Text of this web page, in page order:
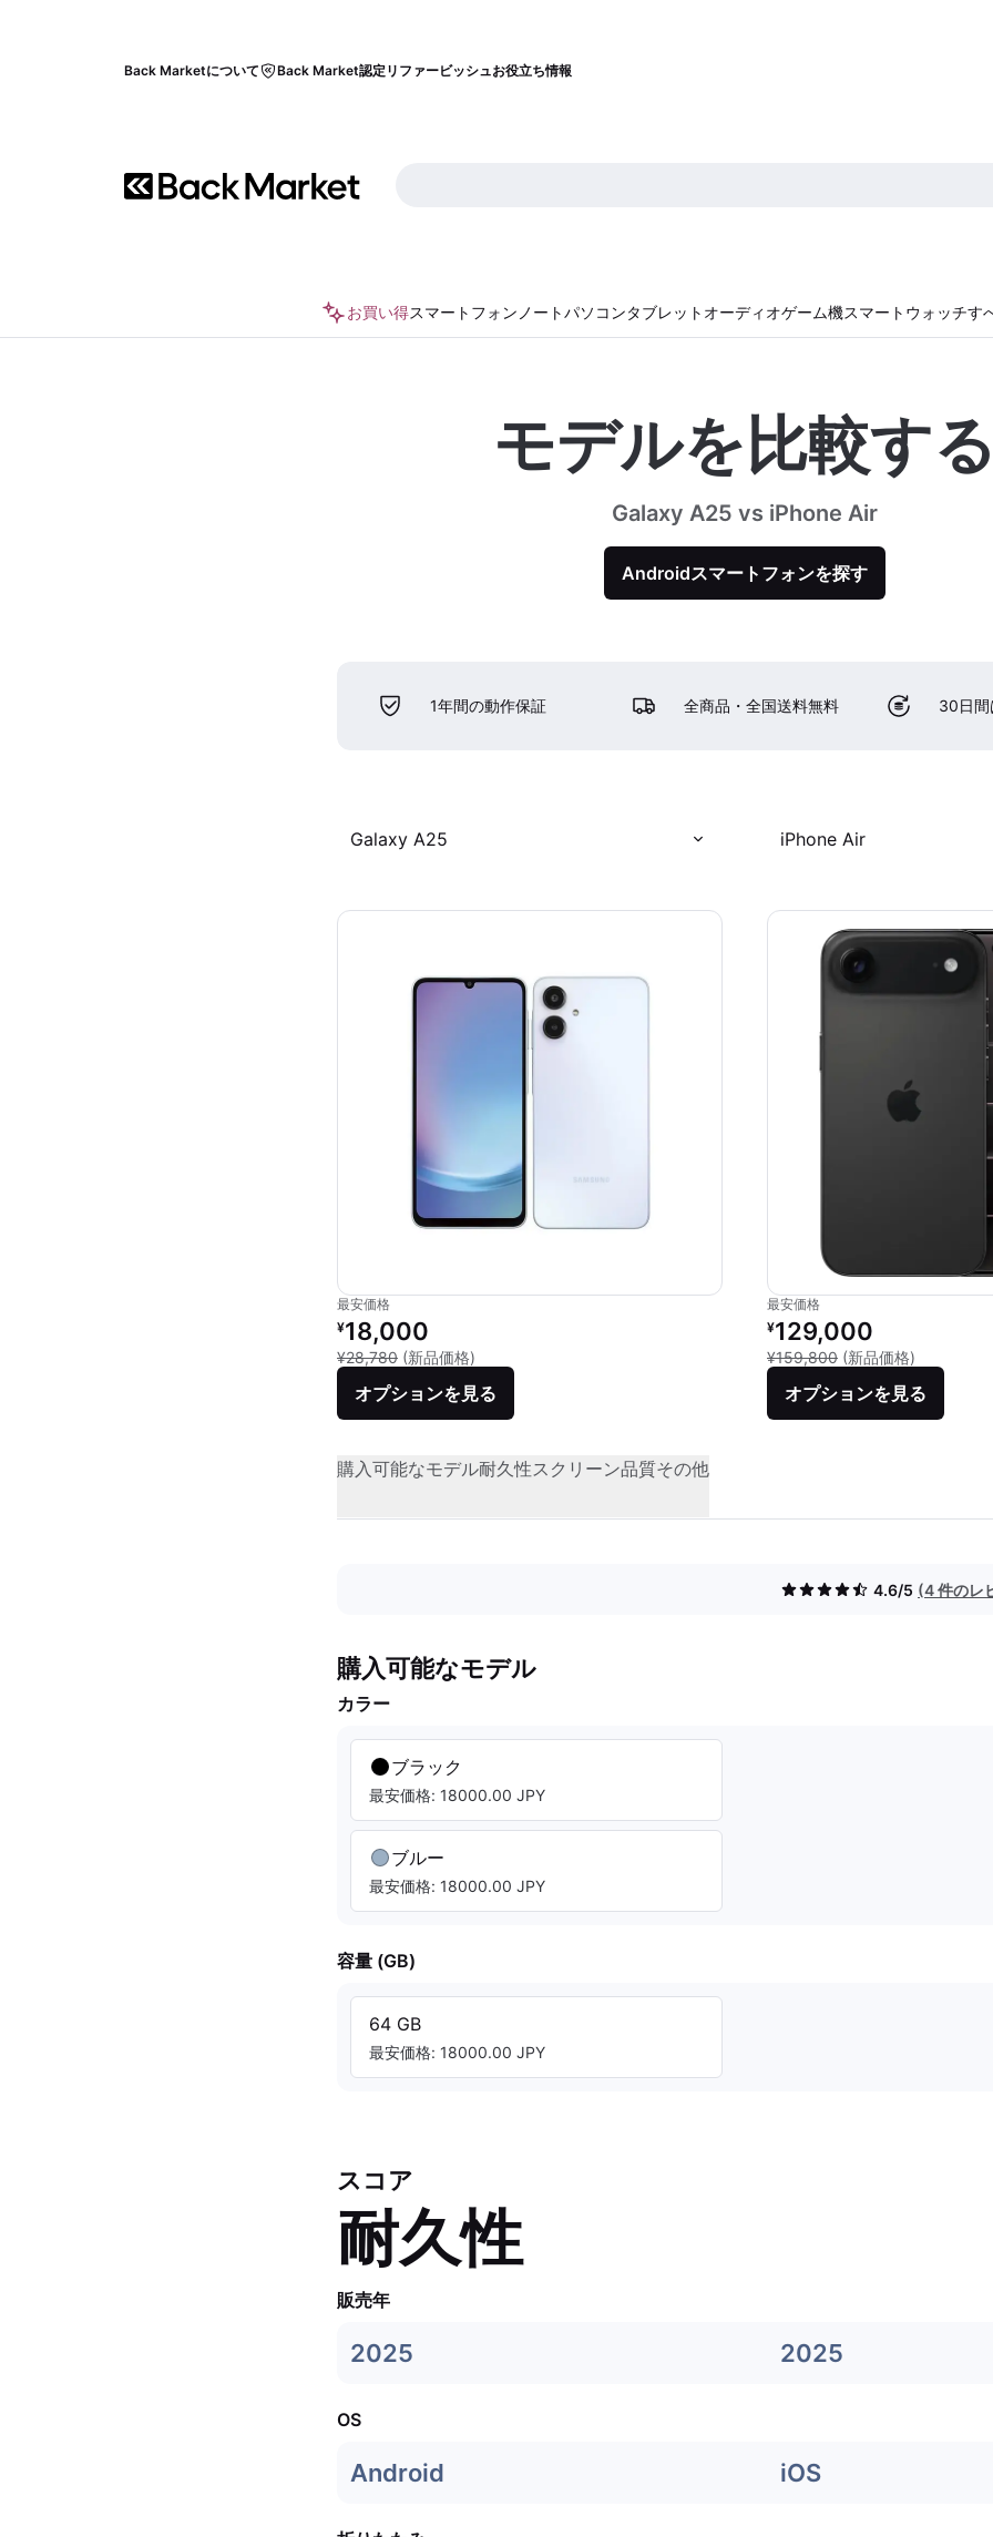
Back Marketについて Back Market認定リファービッシュお役立ち情報
お買い得スマートフォン ノートパソコンタブレット オーディオゲーム機スマートウォッチす
モデルを比較す
Galaxy A25 vs iPhone Air
Androidスマートフォンを探す
1年間の動作保証 全商品・全国送料無料 30日間
Galaxy A25 iPhone Air
最安価格
リファービッシュ品の価格：
¥18,000
¥28,780 (新品価格)
オプションを見る
最安価格
リファービッシュ品の価格：
¥129,000
¥159,800 (新品価格)
オプションを見る
購入可能なモデル耐久性スクリーン品質その他
4.6/5 (4 件のレ
購入可能なモデル
カラー
ブラック
最安価格: 18000.00 JPY
ブルー
最安価格: 18000.00 JPY
容量 (GB)
64 GB
最安価格: 18000.00 JPY
スコア
耐久性
販売年
2025 2025
OS
Android iOS